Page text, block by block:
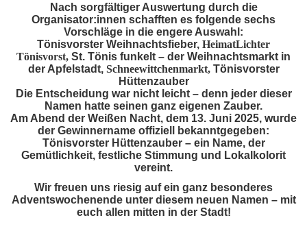
Nach sorgfältiger Auswertung durch die
Organisator:innen schafften es folgende sechs
Vorschläge in die engere Auswahl:
Tönisvorster Weihnachtsfieber, HeimatLichter
Tönisvorst, St. Tönis funkelt – der Weihnachtsmarkt in
der Apfelstadt, Schneewittchenmarkt, Tönisvorster
Hüttenzauber
Die Entscheidung war nicht leicht – denn jeder dieser
Namen hatte seinen ganz eigenen Zauber.
Am Abend der Weißen Nacht, dem 13. Juni 2025, wurde
der Gewinnername offiziell bekanntgegeben:
Tönisvorster Hüttenzauber – ein Name, der
Gemütlichkeit, festliche Stimmung und Lokalkolorit
vereint.
Wir freuen uns riesig auf ein ganz besonderes
Adventswochenende unter diesem neuen Namen – mit
euch allen mitten in der Stadt!